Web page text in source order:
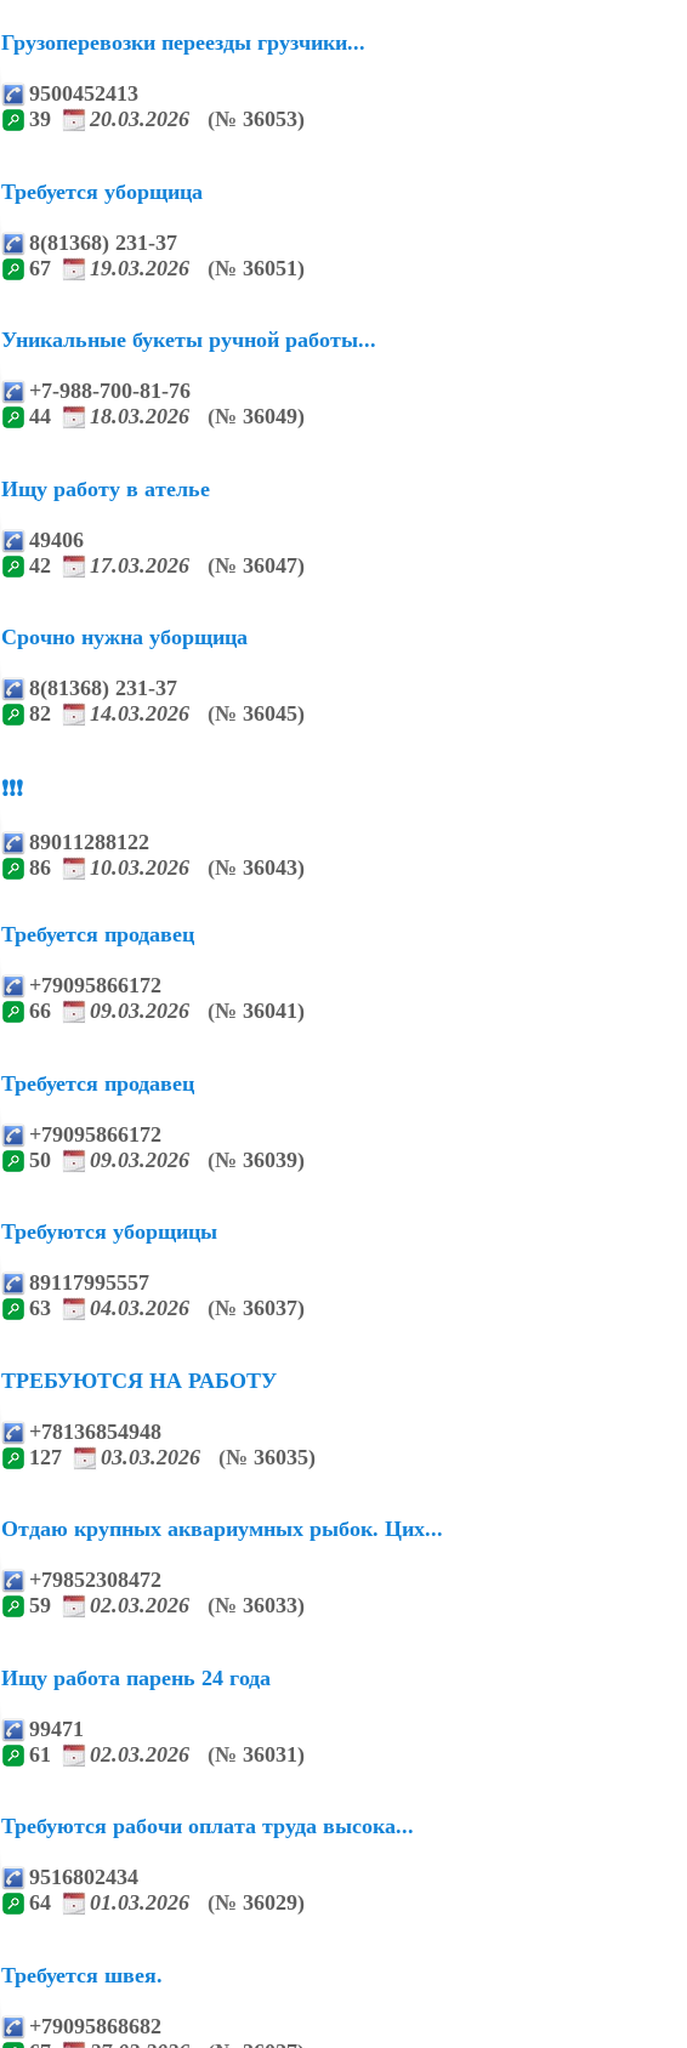
Грузоперевозки переезды грузчики...
9500452413
39
20.03.2026 (№ 36053)
Требуется уборщица
8(81368) 231-37
67
19.03.2026 (№ 36051)
Уникальные букеты ручной работы...
+7-988-700-81-76
44
18.03.2026 (№ 36049)
Ищу работу в ателье
49406
42
17.03.2026 (№ 36047)
Срочно нужна уборщица
8(81368) 231-37
82
14.03.2026 (№ 36045)
❗️❗️❗️
89011288122
86
10.03.2026 (№ 36043)
Требуется продавец
+79095866172
66
09.03.2026 (№ 36041)
Требуется продавец
+79095866172
50
09.03.2026 (№ 36039)
Требуются уборщицы
89117995557
63
04.03.2026 (№ 36037)
ТРЕБУЮТСЯ НА РАБОТУ
+78136854948
127
03.03.2026 (№ 36035)
Отдаю крупных аквариумных рыбок. Цих...
+79852308472
59
02.03.2026 (№ 36033)
Ищу работа парень 24 года
99471
61
02.03.2026 (№ 36031)
Требуются рабочи оплата труда высока...
9516802434
64
01.03.2026 (№ 36029)
Требуется швея.
+79095868682